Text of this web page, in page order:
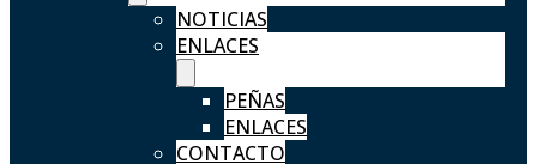
NOTICIAS
ENLACES
PEÑAS
ENLACES
CONTACTO